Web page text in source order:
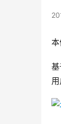
本